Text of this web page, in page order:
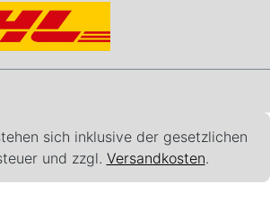
sich inklusive der gesetzlichen
und zzgl. Versandkosten.